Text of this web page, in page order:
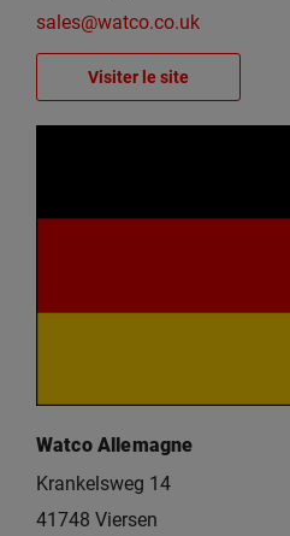
sales@watco.co.uk
Visiter le site
Watco Allemagne
Krankelsweg 14
41748 Viersen